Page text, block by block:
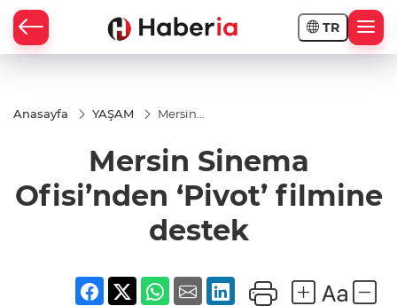
TR
Anasayfa YAŞAM
Mersin
‘Pivot’
filmine
destek
Mersin Sinema
Ofisi’nden ‘Pivot’ filmine
destek